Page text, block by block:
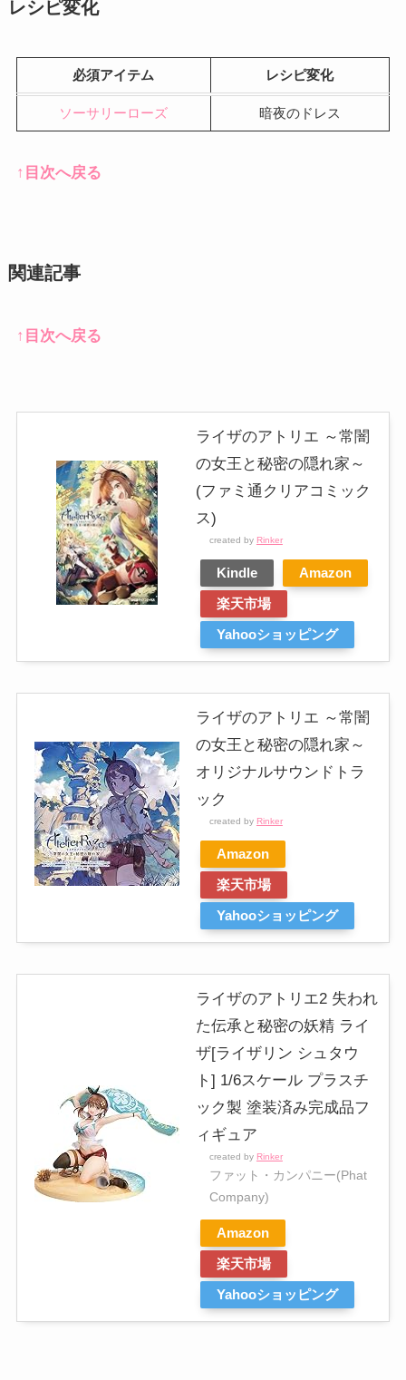
レシピ変化
必須アイテム レシピ変化
ソーサリーローズ 暗夜のドレス
↑目次へ戻る
関連記事
↑目次へ戻る
ライザのアトリエ ～常闇
の女王と秘密の隠れ家～
(ファミ通クリアコミック
ス)
created by Rinker
Kindle
Amazon
楽天市場
Yahooショッピング
ライザのアトリエ ～常闇
の女王と秘密の隠れ家～
オリジナルサウンドトラ
ック
created by Rinker
Amazon
楽天市場
Yahooショッピング
ライザのアトリエ2 失われ
た伝承と秘密の妖精 ライ
ザ[ライザリン シュタウ
ト] 1/6スケール プラスチ
ック製 塗装済み完成品フ
ィギュア
created by Rinker
ファット・カンパニー(Phat
Company)
Amazon
楽天市場
Yahooショッピング